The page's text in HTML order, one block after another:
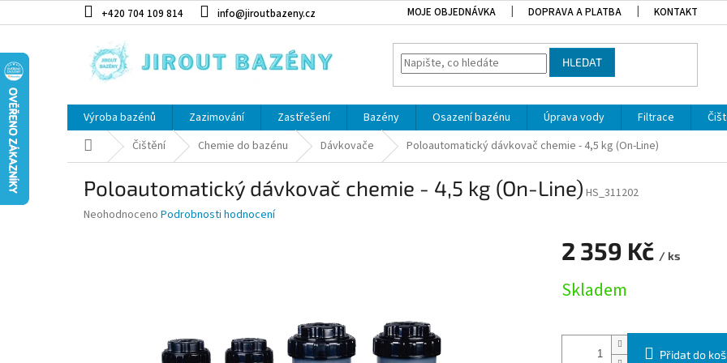
+420 704 109 814 info@jiroutbazeny.cz MOJE OBJEDNÁVKA DOPRAVA A PLATBA KONTAKT
HLEDAT
Výroba bazénů Zazimování Zastřešení Bazény Osazení bazénu Úprava vody Filtrace
Domů Čištění Chemie do bazénu Dávkovače Poloautomatický dávkovač chemie - 4,5 kg (On-Line)
Poloautomatický dávkovač chemie - 4,5 kg (On-Line) HS_311202
Průměrné hodnocení produktu je 0,0 z 5 hvězdiček.
Neohodnoceno Podrobnosti hodnocení
2 359 Kč / ks
Skladem
Přidat do